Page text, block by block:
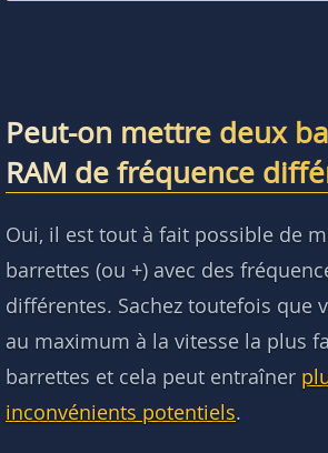
Peut-on mettre deux
RAM de fréquence
Oui, il est tout à fait possible de
barrettes (ou +) avec des
différentes. Sachez toutefois que
au maximum à la vitesse la plus
barrettes et cela peut entraîner
inconvénients potentiels.